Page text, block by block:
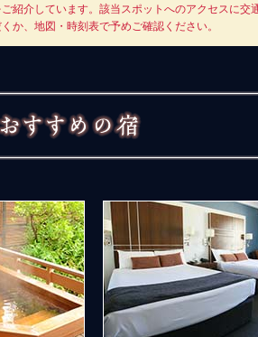
紹介しています。該当スポットへのアクセスに交
か、地図・時刻表で予めご確認ください。